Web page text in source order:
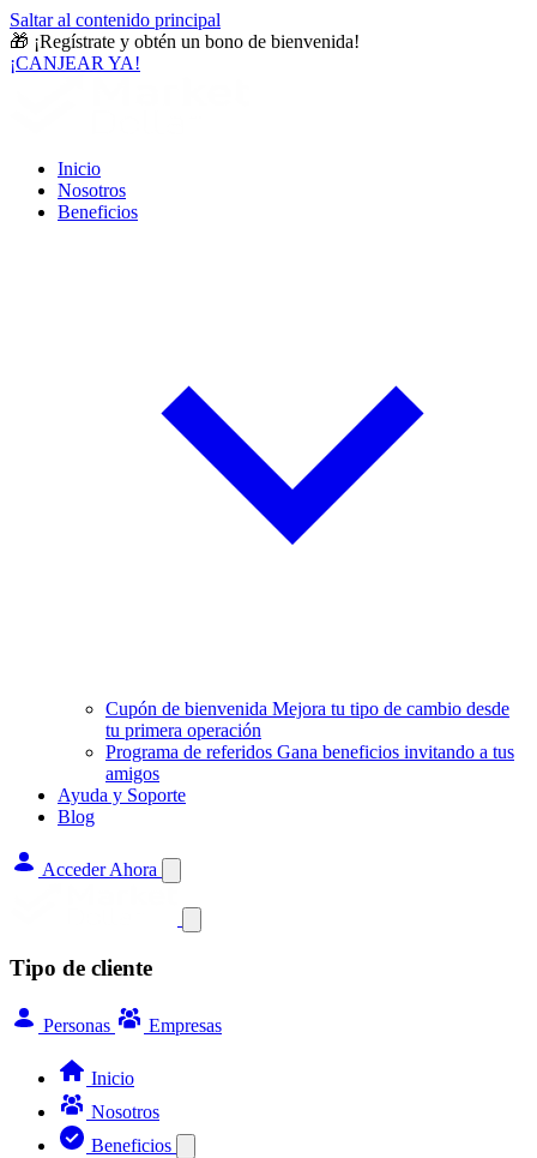
Saltar al contenido principal
🎁 ¡Regístrate y obtén un bono de bienvenida!
¡CANJEAR YA!
Inicio
Nosotros
Beneficios
Cupón de bienvenida Mejora tu tipo de cambio desde
tu primera operación
Programa de referidos Gana beneficios invitando a tus
amigos
Ayuda y Soporte
Blog
Acceder Ahora
Tipo de cliente
Personas Empresas
Inicio
Nosotros
Beneficios